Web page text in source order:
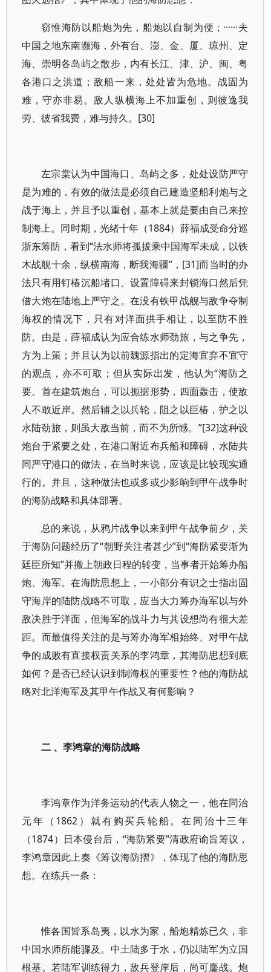
窃惟海防以船炮为先，船炮以自制为便；······夫
中国之地东南濒海，外有台、澎、金、厦、琼州、定
海、崇明各岛屿之散步，内有长江、津、沪、闽、粤
各港口之洪道；敌船一来，处处皆为危地。战固为
难，守亦非易。敌人纵横海上不加重创，则彼逸我
劳、彼省我费，难与持久。[30]
左宗棠认为中国海口、岛屿之多，处处设防严守
是为难的，有效的做法是必须自己建造坚船利炮与之
战于海上，并且予以重创，基本上就是要由自己来控
制海上。同时期，光绪十年（1884）薛福成受命分巡
浙东筹防，看到“法水师将孤拔乘中国海军未成，以铁
木战舰十余，纵横南海，断我海疆”，[31]而当时的办
法只有用钉椿沉船堵口、设置障碍来封锁海口然后凭
借大炮在陆地上严守之。在没有铁甲战舰与敌争夺制
海权的情况下，只有对洋面拱手相让，以至防不胜
防。由是，薛福成认为应合练水师劲旅，与之争先，
方为上策；并且认为以前魏源指出的定海宜弃不宜守
的观点，亦不可取；但从实际出发，他认为“海防之
要。首在建筑炮台，可以扼据形势，四面轰击，使敌
人不敢近岸。然后辅之以兵轮，阻之以巨椿，护之以
水陆劲旅，则虽大敌当前，而不为所憾。”[32]这种设
炮台于紧要之处，在港口附近布兵船和障碍，水陆共
同严守港口的做法，在当时来说，应该是比较现实通
行的。并且，这种做法也或多或少影响到甲午战争时
的海防战略和具体部署。
总的来说，从鸦片战争以来到甲午战争前夕，关
于海防问题经历了“朝野关注者甚少”到“海防紧要渐为
廷臣所知”并搬上朝政日程的转变，当事者开始筹办船
炮、海军。在海防思想上，一小部分有识之士指出固
守海岸的陆防战略不可取，应当大力筹办海军以与外
敌决胜于洋面，但海军的战斗力与其设想尚有很大差
距。而最值得关注的是与筹办海军相始终、对甲午战
争的成败有直接权责关系的李鸿章，其海防思想到底
如何？是否已经认识到制海权的重要性？他的海防战
略对北洋海军及其甲午作战又有何影响？
二 、李鸿章的海防战略
李鸿章作为洋务运动的代表人物之一，他在同治
元年（1862）就有购买兵轮船。在同治十三年
（1874）日本侵台后，“海防紧要”清政府谕旨筹议，
李鸿章因此上奏《筹议海防摺》，体现了他的海防思
想。在练兵一条：
惟各国皆系岛夷，以水为家，船炮精炼已久，非
中国水师所能骤及。中土陆多于水，仍以陆军为立国
根基。若陆军训练得力，敌兵登岸后，尚可鏖战。炮